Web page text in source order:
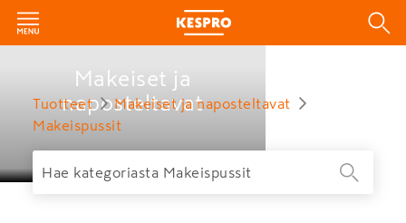
Makeiset ja
naposteltavat
Tuotteet
Makeiset ja naposteltavat
Makeispussit